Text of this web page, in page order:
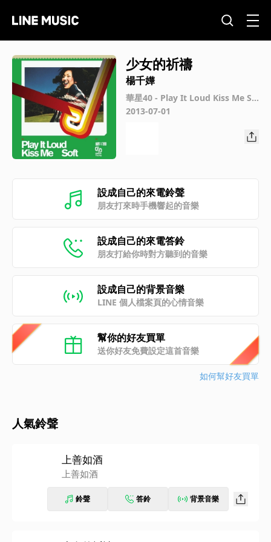
少女的祈禱
楊千嬅
華星40 - Play It Loud Kiss Me So
ft
2013-07-01
設成自己的來電鈴聲
朋友打來時手機響起的音樂
設成自己的來電答鈴
朋友打給你時對方聽到的音樂
設成自己的背景音樂
LINE 個人檔案頁的心情音樂
幫你的好友買單
送你好友免費設定這首音樂
如何幫好友買單
人氣鈴聲
上善如酒
上善如酒
鈴聲 答鈴 背景音樂